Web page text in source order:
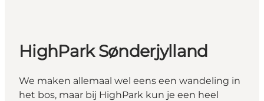
HighPark Sønderjylland
We maken allemaal wel eens een wandeling in
het bos, maar bij HighPark kun je een heel